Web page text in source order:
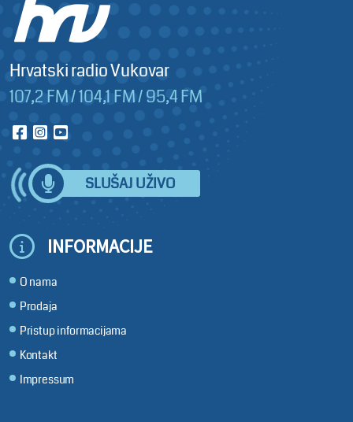
Hrvatski radio Vukovar
107,2 FM / 104,1 FM / 95,4 FM
SLUŠAJ UŽIVO
INFORMACIJE
O nama
Prodaja
Pristup informacijama
Kontakt
Impressum